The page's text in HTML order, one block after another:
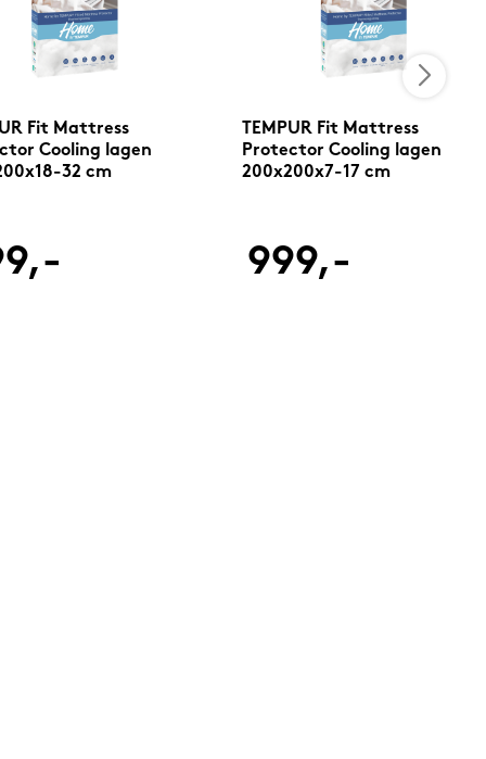
Fit Mattress
Cooling lagen
32 cm
TEMPUR Fit Mattress
Protector Cooling lagen
200x200x7-17 cm
999,-